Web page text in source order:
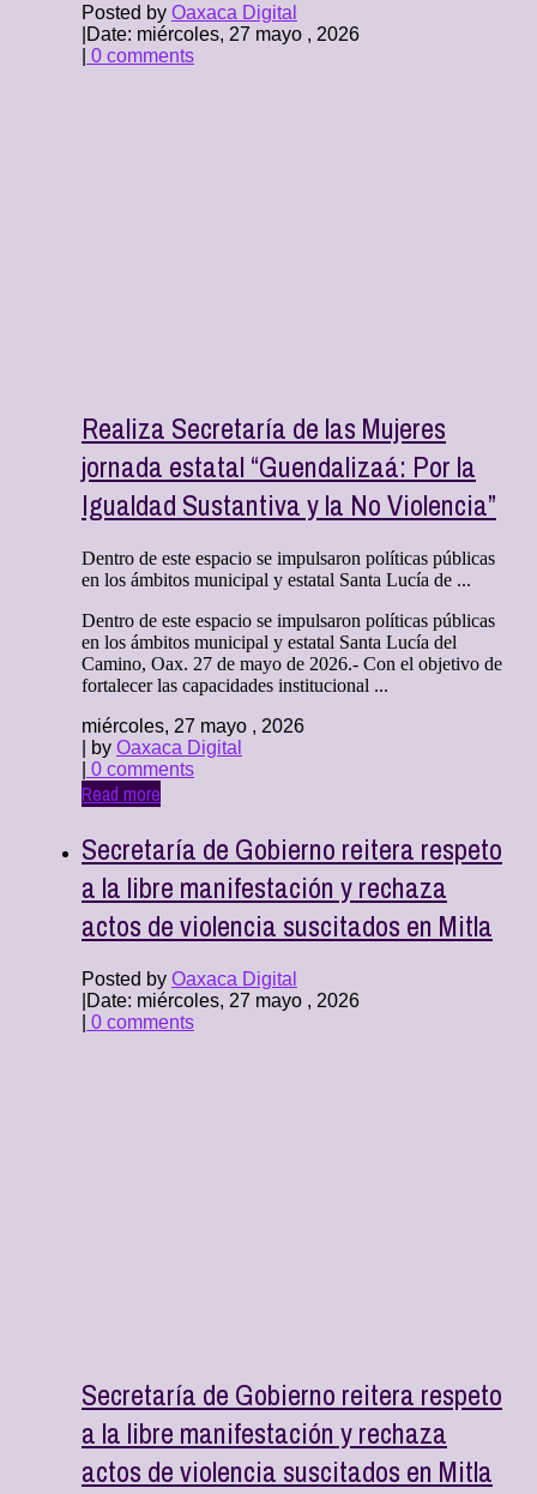
Posted by Oaxaca Digital
Date: miércoles, 27 mayo , 2026
0 comments
Realiza Secretaría de las Mujeres
jornada estatal “Guendalizaá: Por la
Igualdad Sustantiva y la No Violencia”
Dentro de este espacio se impulsaron políticas públicas
en los ámbitos municipal y estatal Santa Lucía de ...
Dentro de este espacio se impulsaron políticas públicas
en los ámbitos municipal y estatal Santa Lucía del
Camino, Oax. 27 de mayo de 2026.- Con el objetivo de
fortalecer las capacidades institucional ...
miércoles, 27 mayo , 2026
| by Oaxaca Digital
0 comments
Read more
Secretaría de Gobierno reitera respeto
a la libre manifestación y rechaza
actos de violencia suscitados en Mitla
Posted by Oaxaca Digital
Date: miércoles, 27 mayo , 2026
0 comments
Secretaría de Gobierno reitera respeto
a la libre manifestación y rechaza
actos de violencia suscitados en Mitla